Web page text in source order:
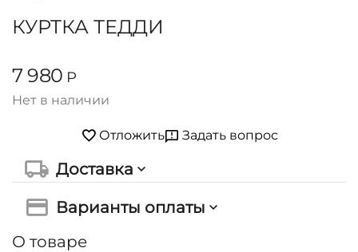
КУРТКА ТЕДДИ
7 980 Р
Нет в наличии
Отложить Задать вопрос
Доставка
Варианты оплаты
О товаре